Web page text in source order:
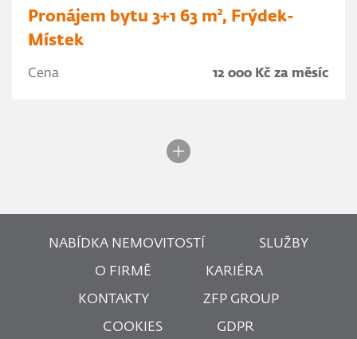
Pronájem bytu 3+1 63 m², Frýdek-
Místek
Cena 12 000 Kč za měsíc
NABÍDKA NEMOVITOSTÍ SLUŽBY
O FIRMĚ KARIÉRA
KONTAKTY ZFP GROUP
COOKIES GDPR